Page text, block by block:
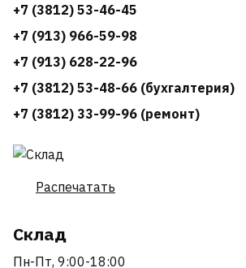
+7 (3812) 53-46-45
+7 (913) 966-59-98
+7 (913) 628-22-96
+7 (3812) 53-48-66 (бухгалтерия)
+7 (3812) 33-99-96 (ремонт)
Распечатать
Склад
Пн-Пт, 9:00-18:00